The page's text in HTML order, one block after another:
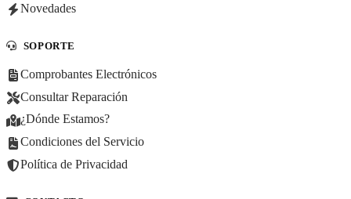
Novedades
SOPORTE
Comprobantes Electrónicos
Consultar Reparación
¿Dónde Estamos?
Condiciones del Servicio
Política de Privacidad